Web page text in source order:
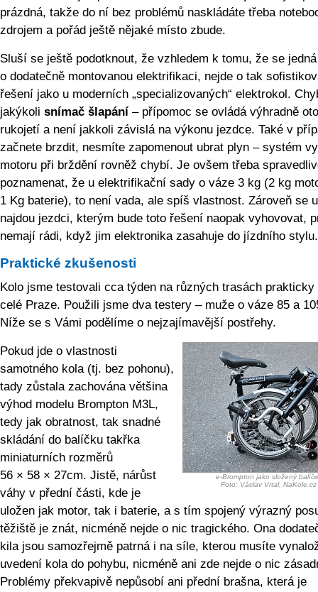
prázdná, takže do ní bez problémů naskládáte třeba
zdrojem a pořád ještě nějaké místo zbude.
Sluší se ještě podotknout, že vzhledem k tomu, že se jedná
o dodatečně montovanou elektrifikaci, nejde o tak
řešení jako u moderních „specializovaných“ elektrokol.
jakýkoli snímač šlapání – přípomoc se ovládá výhradně
rukojetí a není jakkoli závislá na výkonu jezdce. Také v
začnete brzdit, nesmíte zapomenout ubrat plyn – systém
motoru při brždění rovněž chybí. Je ovšem třeba
poznamenat, že u elektrifikační sady o váze 3 kg (2 kg
1 Kg baterie), to není vada, ale spíš vlastnost. Zároveň se
najdou jezdci, kterým bude toto řešení naopak vyhovovat,
nemají rádi, když jim elektronika zasahuje do jízdního stylu.
Praktické zkušenosti
Kolo jsme testovali cca týden na různých trasách prakticky
celé Praze. Použili jsme dva testery – muže o váze 85 a
Níže se s Vámi podělíme o nejzajímavější postřehy.
e-Brompton jako složený
Foto: Václav Vrtal, NaKole.cz
Pokud jde o vlastnosti
samotného kola (tj. bez pohonu),
tady zůstala zachována většina
výhod modelu Brompton M3L,
tedy jak obratnost, tak snadné
skládání do balíčku takřka
miniaturních rozměrů
56 × 58 × 27cm. Jistě, nárůst
váhy v přední části, kde je
uložen jak motor, tak i baterie, a s tím spojený výrazný
těžiště je znát, nicméně nejde o nic tragického. Ona
kila jsou samozřejmě patrná i na síle, kterou musíte
uvedení kola do pohybu, nicméně ani zde nejde o nic
Problémy překvapivě nepůsobí ani přední brašna, která je